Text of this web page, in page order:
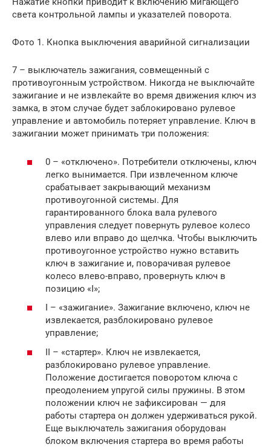
света контрольной лампы и указателей поворота.
Фото 1. Кнопка выключения аварийной сигнализации
7 – выключатель зажигания, совмещенный с
противоугонным устройством. Никогда не выключайте
зажигание и не извлекайте во время движения ключ из
замка, в этом случае будет заблокировано рулевое
управление и автомобиль потеряет управление. Ключ в
зажигании может принимать три положения:
0 – «отключено». Потребители отключены, ключ
легко вынимается. При извлеченном ключе
срабатывает закрывающий механизм
противоугонной системы. Для
гарантированного блока вала рулевого
управления следует повернуть рулевое колесо
влево или вправо до щелчка. Чтобы выключить
противоугонное устройство нужно вставить
ключ в зажигание и, поворачивая рулевое
колесо влево-вправо, провернуть ключ в
позицию «I»;
I – «зажигание». Зажигание включено, ключ не
извлекается, разблокировано рулевое
управление;
II – «стартер». Ключ не извлекается,
разблокировано рулевое управление.
Положение достигается поворотом ключа с
преодолением упругой силы пружины. В этом
положении ключ не зафиксирован — для
работы стартера он должен удерживаться рукой.
Еще выключатель зажигания оборудован
блоком включения стартера во время работы